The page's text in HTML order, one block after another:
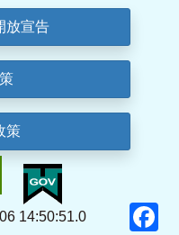
放宣告
策
14:50:51.0